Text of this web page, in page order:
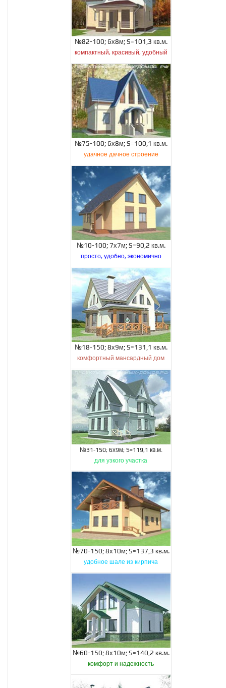
№82-100; 6х8м; S=101,3 кв.м.
компактный, красивый, удобный
№75-100; 6х8м; S=100,1 кв.м.
удачное дачное строение
№10-100; 7х7м; S=90,2 кв.м.
просто, удобно, экономично
№18-150; 8х9м; S=131,1 кв.м.
комфортный мансардный дом
№31-150; 6х9м; S=119,1 кв.м.
для узкого участка
№70-150; 8х10м; S=137,3 кв.м.
удобное шале из кирпича
№60-150; 8х10м; S=140,2 кв.м.
комфорт и надежность